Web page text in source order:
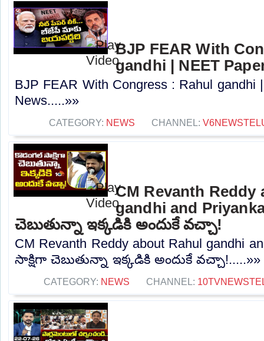
BJP FEAR With
gandhi | NEET
BJP FEAR With Congress : Rahul gandhi
News.....»»
CATEGORY: NEWS CHANNEL:
CM Revanth Reddy
gandhi and
చెబుతున్నా ఇక్కడికి అందుకే వచ్చా!
CM Revanth Reddy about Rahul gandhi
సాక్షిగా చెబుతున్నా ఇక్కడికి అందుకే వచ్చా!.....»»
CATEGORY: NEWS CHANNEL: